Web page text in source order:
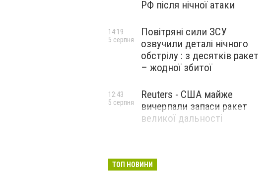
РФ після нічної атаки
Повітряні сили ЗСУ
озвучили деталі нічного
обстрілу : з десятків ракет
– жодної збитої
14:19
5 серпня
Reuters - США майже
вичерпали запаси ракет
великої дальності
12:43
5 серпня
ТОП НОВИНИ